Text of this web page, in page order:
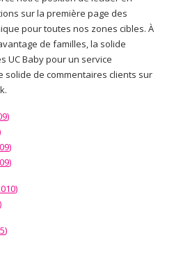
sur la première page des
pour toutes nos zones cibles. À
de familles, la solide
UC Baby pour un service
solide de commentaires clients sur